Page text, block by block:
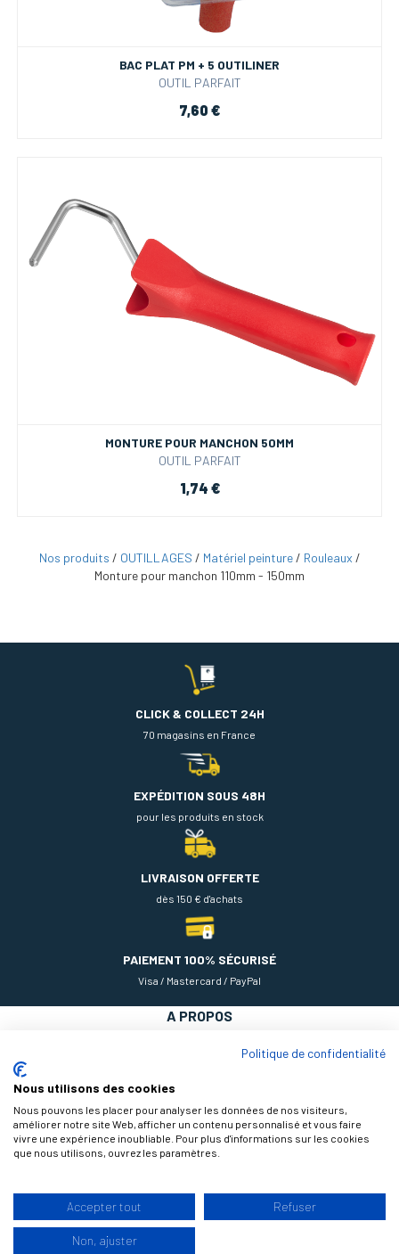
BAC PLAT PM + 5 OUTILINER
OUTIL PARFAIT
7,60 €
MONTURE POUR MANCHON 50MM
OUTIL PARFAIT
1,74 €
Nos produits / OUTILLAGES / Matériel peinture/ Rouleaux /
Monture pour manchon 110mm - 150mm
CLICK & COLLECT 24H
70 magasins en France
EXPÉDITION SOUS 48H
pour les produits en stock
LIVRAISON OFFERTE
dès 150 € d'achats
PAIEMENT 100% SÉCURISÉ
Visa / Mastercard / PayPal
A PROPOS
© 2026 Théodore Maison de Peinture, tous droits réservés |
Politique de confidentialité
Nous utilisons des cookies
Nous pouvons les placer pour analyser les données de nos visiteurs,
améliorer notre site Web, afficher un contenu personnalisé et vous faire
vivre une expérience inoubliable. Pour plus d'informations sur les cookies
que nous utilisons, ouvrez les paramètres.
Accepter tout Refuser
Non, ajuster